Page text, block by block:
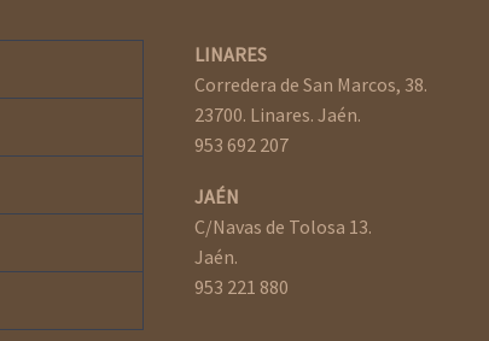
LINARES
Corredera de San Marcos, 38.
23700. Linares. Jaén.
953 692 207
JAÉN
C/Navas de Tolosa 13.
Jaén.
953 221 880